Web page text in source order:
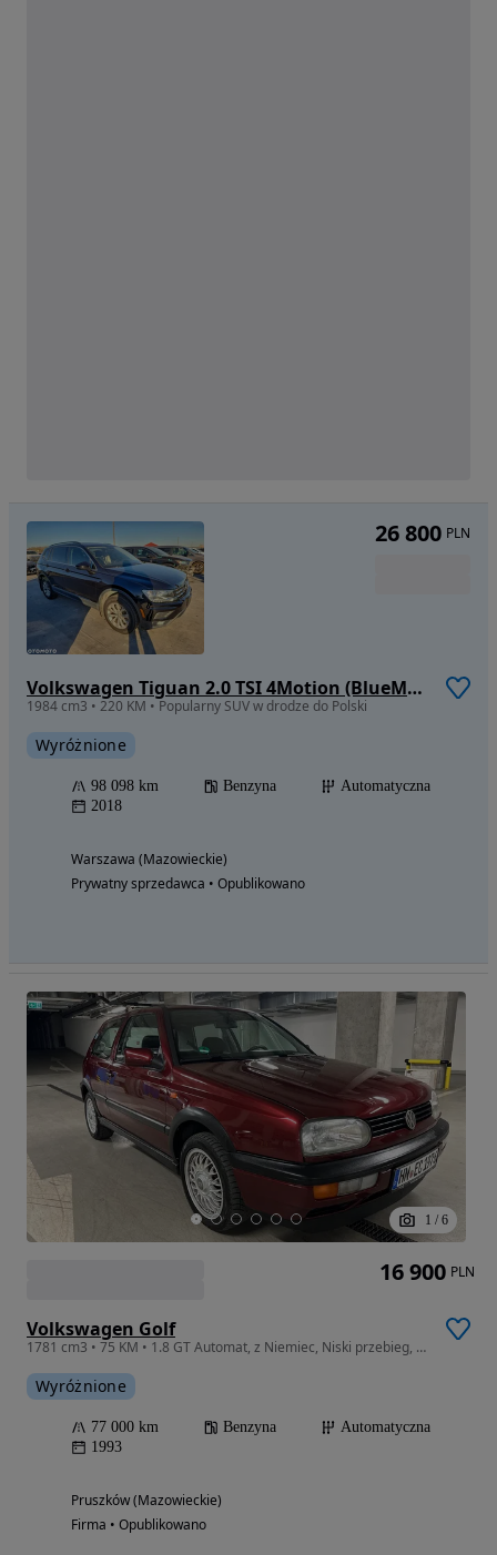
Volkswagen Tiguan 2.0 TSI 4Motion (BlueMotion Technology) DSG Highline
1984 cm3 • 220 KM • Popularny SUV w drodze do Polski
Wyróżnione
98 098 km Benzyna
Automatyczna
2018
Warszawa (Mazowieckie)
Prywatny sprzedawca • Opublikowano
26 800 PLN
1 / 6
Volkswagen Golf
1781 cm3 • 75 KM • 1.8 GT Automat, z Niemiec, Niski przebieg, bez rdzy!
Wyróżnione
77 000 km Benzyna
Automatyczna
1993
Pruszków (Mazowieckie)
Firma • Opublikowano
16 900 PLN